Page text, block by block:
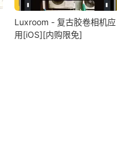
Luxroom - 复古胶卷相机应
用[iOS][内购限免]